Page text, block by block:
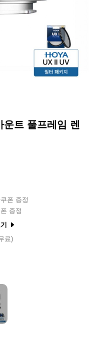
트 풀프레임 렌
폰 증정
증정
료)